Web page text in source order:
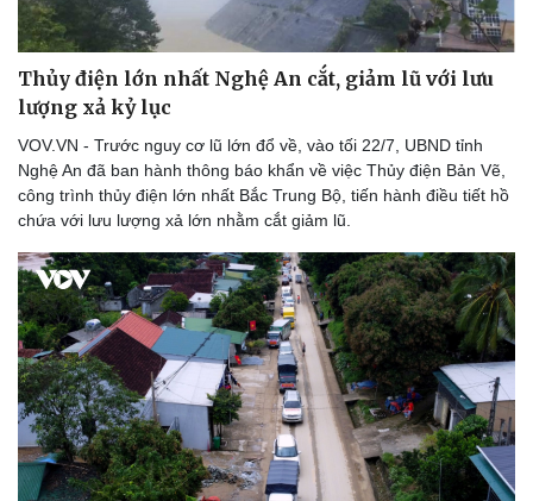
Bóng đá
Lịch thi đấu bóng đá
Thế giới thể thao
eSports
Hậu trường
Ô tô
Xe máy
Tư vấn
Thủy điện lớn nhất Nghệ An cắt, giảm lũ với lưu
lượng xả kỷ lục
VOV.VN - Trước nguy cơ lũ lớn đổ về, vào tối 22/7, UBND tỉnh
Nghệ An đã ban hành thông báo khẩn về việc Thủy điện Bản Vẽ,
công trình thủy điện lớn nhất Bắc Trung Bộ, tiến hành điều tiết hồ
chứa với lưu lượng xả lớn nhằm cắt giảm lũ.